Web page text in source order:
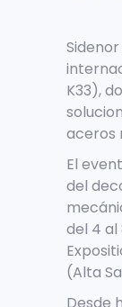
K33),
aceros
El
del
del 4 al
(Alta